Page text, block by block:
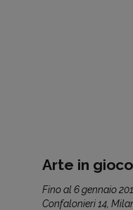
Arte in gioco
Fino al 6 gennaio
Confalonieri 14,